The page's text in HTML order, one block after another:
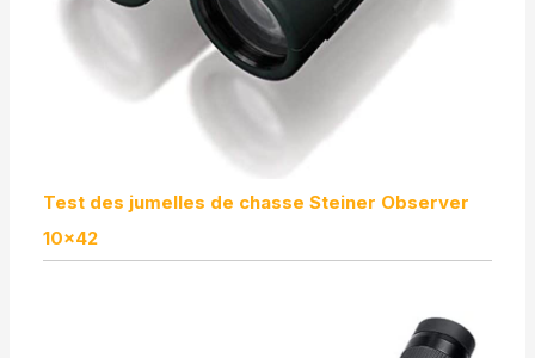
Test des jumelles de chasse Steiner Observer
10×42